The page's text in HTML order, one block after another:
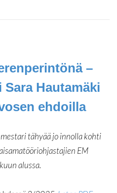
–
Hautamäki
ehdoilla
tähyää jo innolla kohti
EM
alussa.